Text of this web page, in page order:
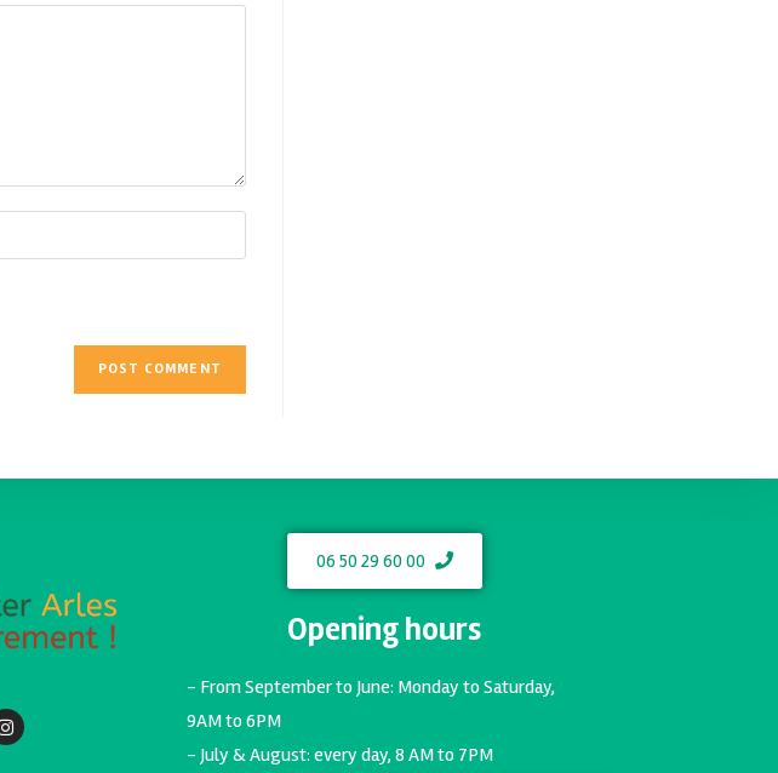
06 50 29 60 00
Opening hours
- From September to June: Monday to Saturday,
9AM to 6PM
- July & August: every day, 8 AM to 7PM